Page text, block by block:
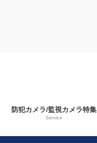
防犯カメラ/監視カメラ特集
Service